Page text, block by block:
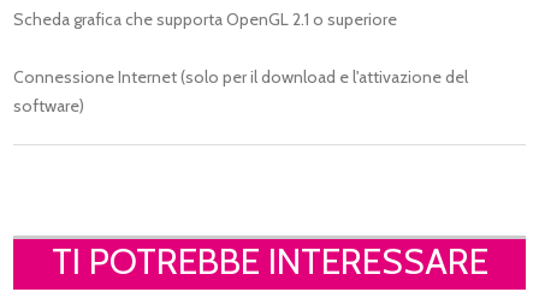
Scheda grafica che supporta OpenGL 2.1 o superiore
Connessione Internet (solo per il download e l'attivazione del
software)
TI POTREBBE INTERESSARE